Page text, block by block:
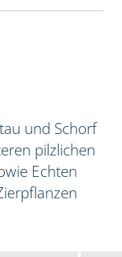
und Schorf
pilzlichen
Echten